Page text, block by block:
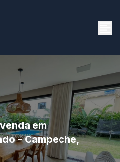
em
- Campeche,